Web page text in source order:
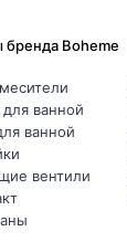
бренда Boheme
ванной
ванной
вентили